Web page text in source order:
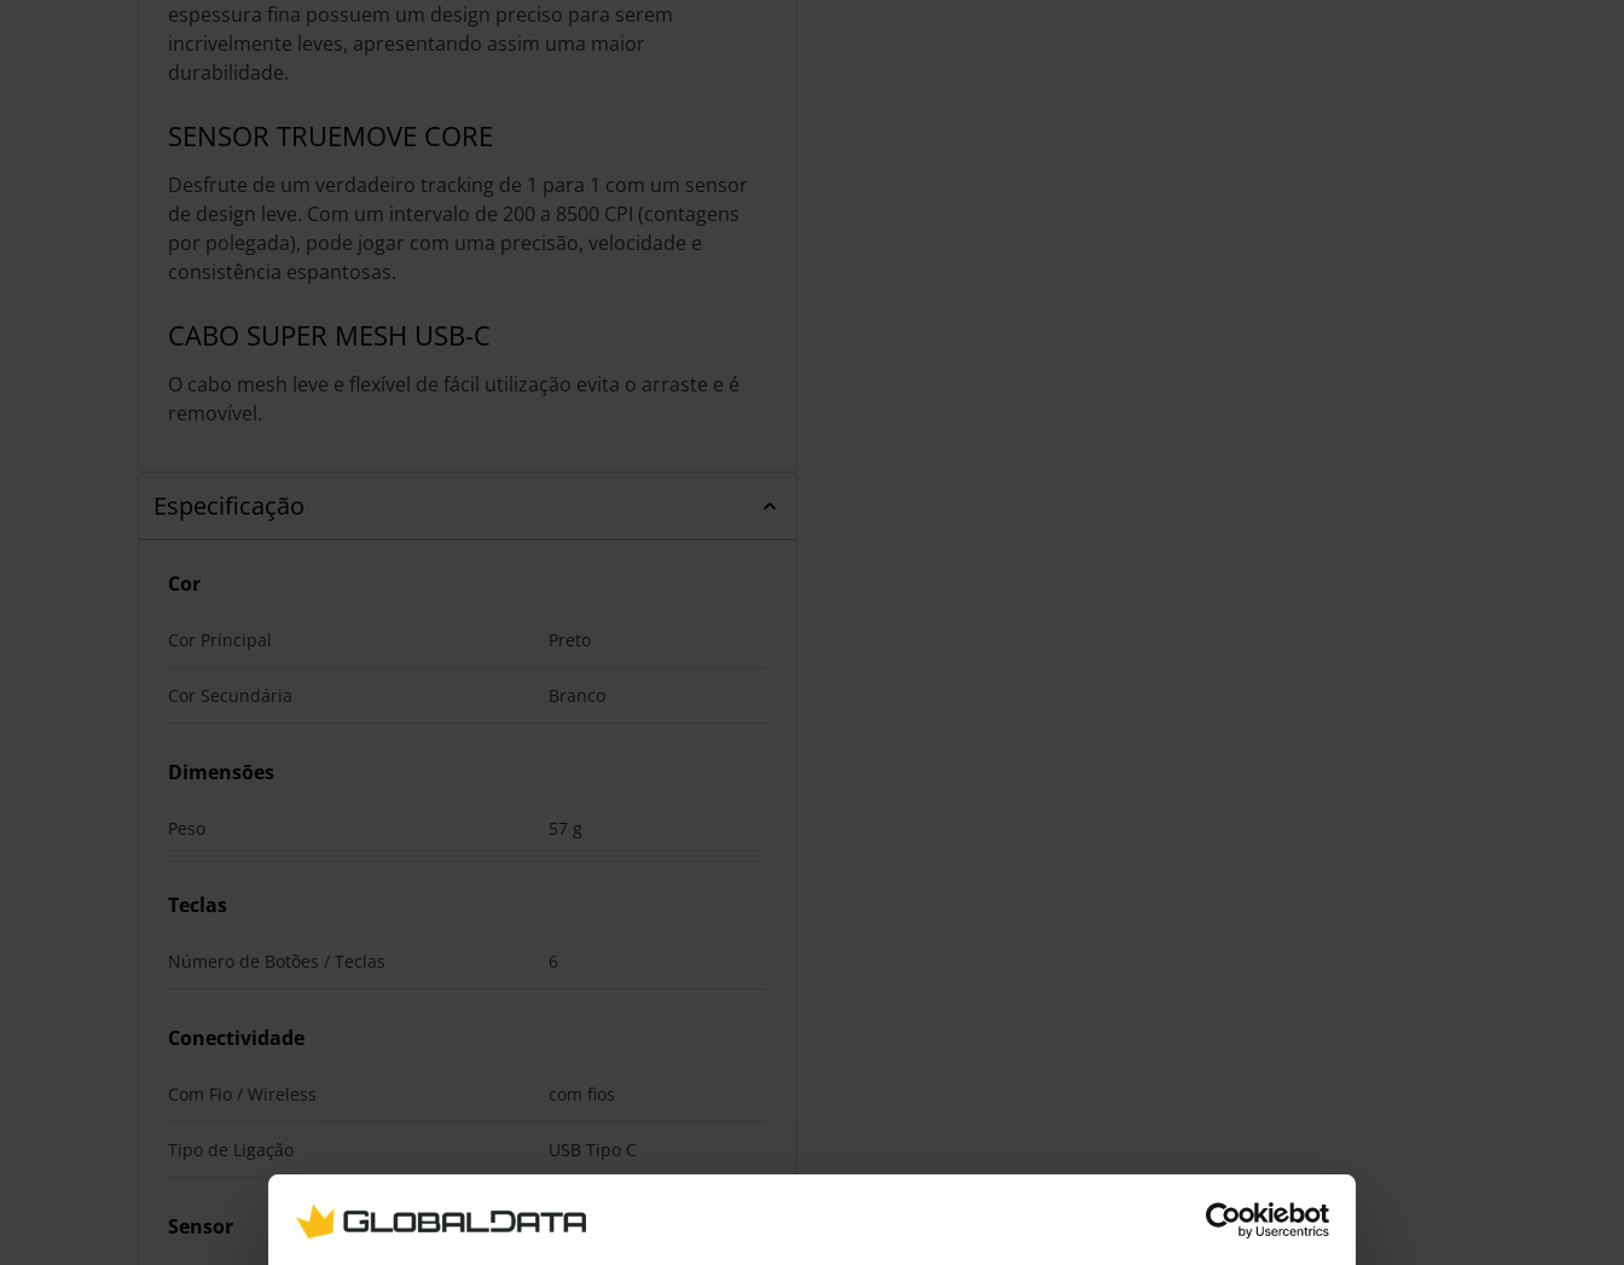
espessura fina possuem um design preciso para serem
incrivelmente leves, apresentando assim uma maior
durabilidade.
SENSOR TRUEMOVE CORE
Desfrute de um verdadeiro tracking de 1 para 1 com um sensor
de design leve. Com um intervalo de 200 a 8500 CPI (contagens
por polegada), pode jogar com uma precisão, velocidade e
consistência espantosas.
CABO SUPER MESH USB-C
O cabo mesh leve e flexível de fácil utilização evita o arraste e é
removível.
Especificação
Cor
Cor Principal Preto
Cor Secundária Branco
Dimensões
Peso 57 g
Teclas
Número de Botões / Teclas 6
Conectividade
Com Fio / Wireless com fios
Tipo de Ligação USB Tipo C
Sensor